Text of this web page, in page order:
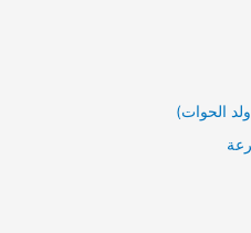
الحوات)